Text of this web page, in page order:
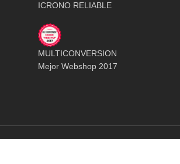
ICRONO RELIABLE
MULTICONVERSION
Mejor Webshop 2017